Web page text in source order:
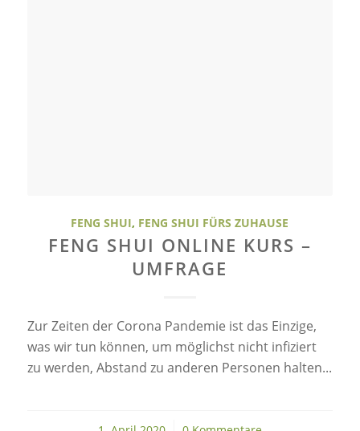
FENG SHUI, FENG SHUI FÜRS ZUHAUSE
FENG SHUI ONLINE KURS –
UMFRAGE
Zur Zeiten der Corona Pandemie ist das Einzige,
was wir tun können, um möglichst nicht infiziert
zu werden, Abstand zu anderen Personen halten...